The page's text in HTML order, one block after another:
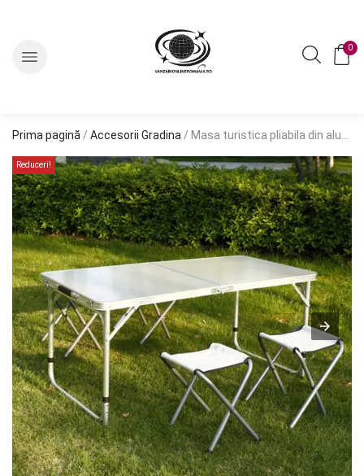
0
Prima pagină / Accesorii Gradina / Masa turistica pliabila din aluminiu cu 4 scaune, 120 x 60cm
Reduceri!